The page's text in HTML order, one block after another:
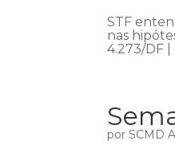
STF
nas
4.273/DF
porSCMD